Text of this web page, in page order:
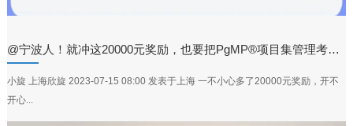
@宁波人！就冲这20000元奖励，也要把PgMP®项目集管理考出来！
小旋 上海欣旋 2023-07-15 08:00 发表于上海 一不小心多了20000元奖励，开不
开心...